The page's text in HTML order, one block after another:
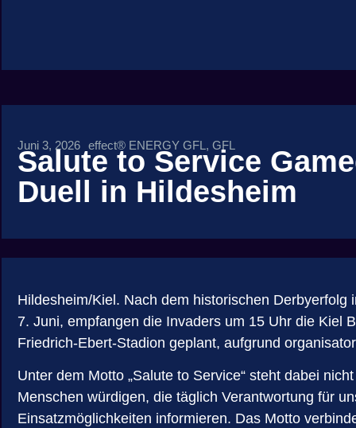
Juni 3, 2026 effect® ENERGY GFL , GFL
Salute to Service
Duell in Hildesheim
Hildesheim/Kiel. Nach dem historischen
7. Juni, empfangen die Invaders um 15 Uhr die Kiel
Friedrich-Ebert-Stadion geplant, aufgrund
Unter dem Motto „Salute to Service“ steht dabei
Menschen würdigen, die täglich Verantwortung für
Einsatzmöglichkeiten informieren. Das Motto